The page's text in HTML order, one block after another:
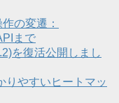
の変遷：
まで
を復活公開しまし
りやすいヒートマッ